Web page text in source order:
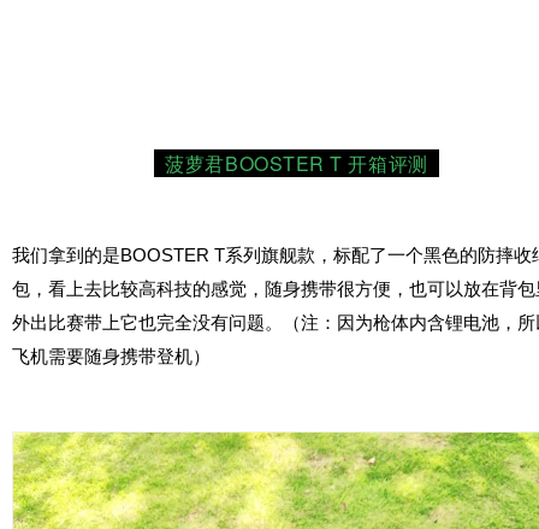
菠萝君BOOSTER T 开箱评测
我们拿到的是BOOSTER T系列旗舰款，标配了一个黑色的防摔收
包，看上去比较高科技的感觉，随身携带很方便，也可以放在背
外出比赛带上它也完全没有问题。（注：因为枪体内含锂电池，
飞机需要随身携带登机）